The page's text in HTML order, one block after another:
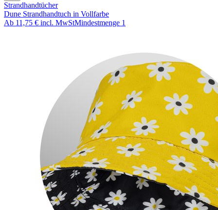
Strandhandtücher
Dune Strandhandtuch in Vollfarbe
Ab 11,75 € incl. MwStMindestmenge 1